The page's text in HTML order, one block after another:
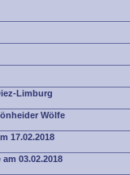
Limburg
Wölfe
17.02.2018
03.02.2018